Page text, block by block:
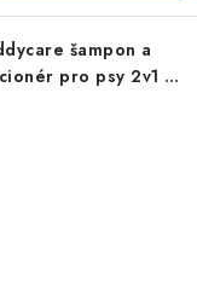
šampon a
pro psy 2v1 s